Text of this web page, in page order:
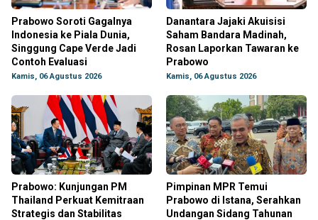
Prabowo Soroti Gagalnya
Indonesia ke Piala Dunia,
Singgung Cape Verde Jadi
Contoh Evaluasi
Kamis, 06 Agustus 2026
Danantara Jajaki Akuisisi
Saham Bandara Madinah,
Rosan Laporkan Tawaran ke
Prabowo
Kamis, 06 Agustus 2026
Prabowo: Kunjungan PM
Thailand Perkuat Kemitraan
Strategis dan Stabilitas
Pimpinan MPR Temui
Prabowo di Istana, Serahkan
Undangan Sidang Tahunan